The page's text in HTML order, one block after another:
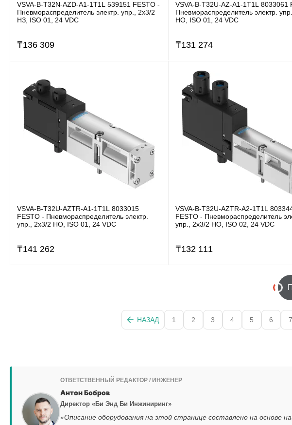
VSVA-B-T32N-AZD-A1-1T1L 539151 FESTO -
Пневмораспределитель электр. упр., 2x3/2
НЗ, ISO 01, 24 VDC
₸136 309
VSVA-B-T32U-AZ-A1-1T1L 8033061
Пневмораспределитель электр.
НО, ISO 01, 24 VDC
₸131 274
VSVA-B-T32U-AZTR-A1-1T1L 8033015
FESTO - Пневмораспределитель электр.
упр., 2x3/2 НО, ISO 01, 24 VDC
₸141 262
VSVA-B-T32U-AZTR-A2-1T1L
FESTO - Пневмораспределитель
упр., 2x3/2 НО, ISO 02, 24 VDC
₸132 111
НАЗАД 1 2 3 4 5 6 7
ОТВЕТСТВЕННЫЙ РЕДАКТОР / ИНЖЕНЕР
Антон Бобров
Директор «Би Энд Би Инжиниринг»
«Описание оборудования на этой странице составлено на